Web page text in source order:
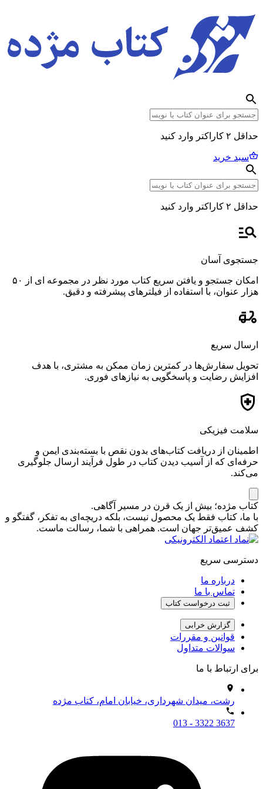
حداقل ۲ کاراکتر وارد کنید
سبد خرید
حداقل ۲ کاراکتر وارد کنید
جستجوی آسان
امکان جستجو و یافتن سریع کتاب مورد نظر در مجموعه ای از ۵۰
هزار عنوان، با استفاده از فیلترهای پیشرفته و دقیق.
ارسال سریع
تحویل سفارش‌ها در کمترین زمان ممکن به مشتری، با هدف
افزایش رضایت و پاسخگویی به نیازهای فوری.
سلامت فیزیکی
اطمینان از دریافت کتاب‌های بدون نقص با بسته‌بندی ایمن و
حرفه‌ای که از آسیب دیدن کتاب در طول فرآیند ارسال جلوگیری
می‌کند.
کتاب مژده؛ بیش از یک قرن در مسیر آگاهی.
با ما، کتاب فقط یک محصول نیست، بلکه دریچه‌ای به تفکر، گفتگو و
کشف عمیق‌تر جهان است. همراهی با شما، رسالت ماست.
دسترسی سریع
درباره ما
تماس با ما
ثبت درخواست کتاب
گزارش خرابی
قوانین و مقررات
سوالات متداول
برای ارتباط با ما
رشت، میدان شهرداری، خیابان امام، کتاب مژده
013 - 3322 3637